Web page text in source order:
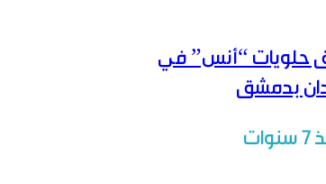
حلويات “أنس” في
بدمشق